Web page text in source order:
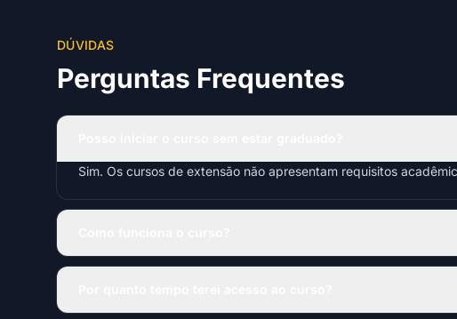
DÚVIDAS
Perguntas Frequentes
Sim. Os cursos de extensão não apresentam requisitos